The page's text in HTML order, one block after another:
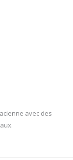
avec des